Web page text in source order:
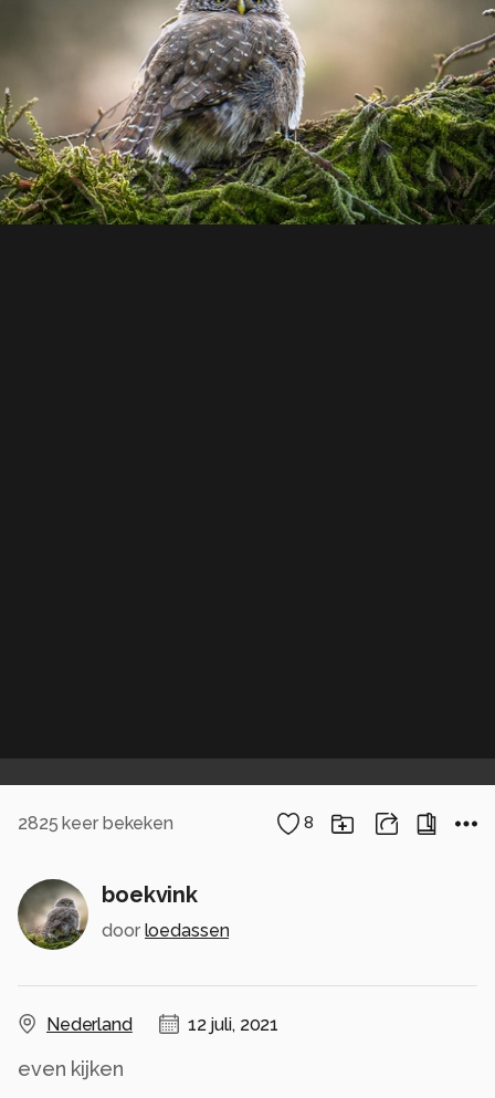
2825 keer bekeken 8
boekvink
door loedassen
Nederland 12 juli, 2021
even kijken